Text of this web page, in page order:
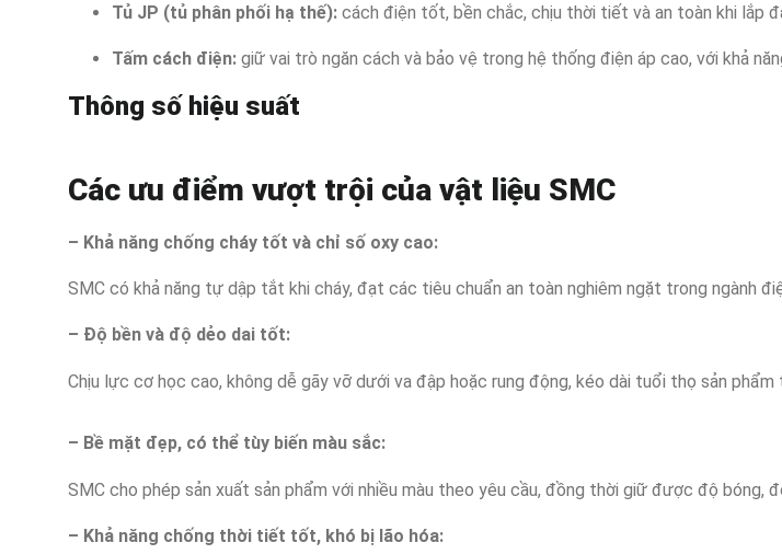
Tủ JP (tủ phân phối hạ thế): cách điện tốt, bền chắc, chịu thời tiết và an toàn khi lắp
Tấm cách điện: giữ vai trò ngăn cách và bảo vệ trong hệ thống điện áp cao, với khả
Thông số hiệu suất
Các ưu điểm vượt trội của vật liệu SMC
– Khả năng chống cháy tốt và chỉ số oxy cao:
SMC có khả năng tự dập tắt khi cháy, đạt các tiêu chuẩn an toàn nghiêm ngặt trong ngành
– Độ bền và độ dẻo dai tốt:
Chịu lực cơ học cao, không dễ gãy vỡ dưới va đập hoặc rung động, kéo dài tuổi thọ sản
– Bề mặt đẹp, có thể tùy biến màu sắc:
SMC cho phép sản xuất sản phẩm với nhiều màu theo yêu cầu, đồng thời giữ được độ bóng,
– Khả năng chống thời tiết tốt, khó bị lão hóa: